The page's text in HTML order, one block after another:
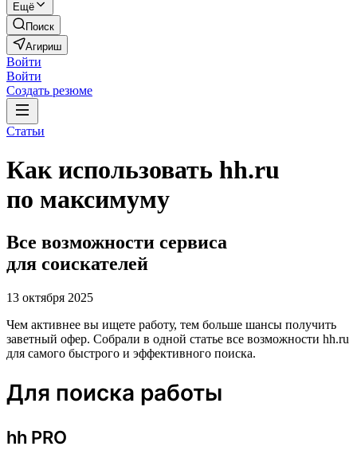
Ещё
Поиск
Агириш
Войти
Войти
Создать резюме
Статьи
Как использовать hh.ru
по максимуму
Все возможности сервиса
для соискателей
13 октября 2025
Чем активнее вы ищете работу, тем больше шансы получить
заветный офер. Собрали в одной статье все возможности hh.ru
для самого быстрого и эффективного поиска.
Для поиска работы
hh PRO